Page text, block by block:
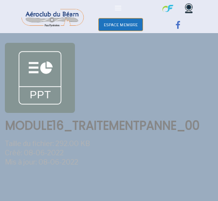
ESPACE MEMBRE
MODULE16_TRAITEMENTPANNE_00
Taille du fichier: 292.00 KB
Créé: 08-06-2022
Mis à jour: 08-06-2022